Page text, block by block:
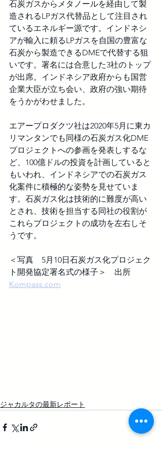
石炭ガスからメタノールを経由して製
造されるLPガス代替品として注目され
ているエネルギー源です。インドネシ
アが輸入に頼るLPガスを自国の豊富な
石炭から製造できるDMEで代替する狙
いです。署名には合意した3社のトップ
が出席。インドネシア政府からも国営
企業大臣が立ち会い、政府の強い期待
をうかがわせました。
エアープロダクツ社は2020年5月に東カ
リマンタンでも同様の石炭ガス化DME
プロジェクトへの参画を発表しするな
ど、100億ドルの投資を計画していると
もいわれ、インドネシアでの石炭ガス
化案件に積極的な姿勢を見せていま
す。石炭ガス化は技術的に難度が高い
とされ、技術を担当する同社の役割が
これらプロジェクトの成功を左右しそ
うです。
＜写真　5月10日石炭ガス化プロジェク
ト開発協定署名式の様子＞　出所
Kompass.com
ジャカルタの最新レポート